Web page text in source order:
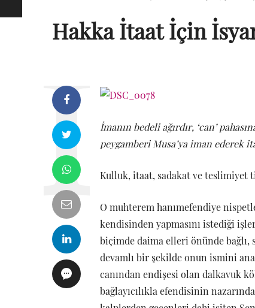
Hakka İtaat İçin
İmanın bedeli ağırdır, ‘can’
peygamberi Musa’ya iman ederek
Kulluk, itaat, sadakat ve teslimiyet
O muhterem hanımefendiye
kendisinden yapmasını istediği
biçimde daima elleri önünde
devamlı bir şekilde onun ismini
canından endişesi olan dalkavuk
bağlayıcılıkla efendisinin